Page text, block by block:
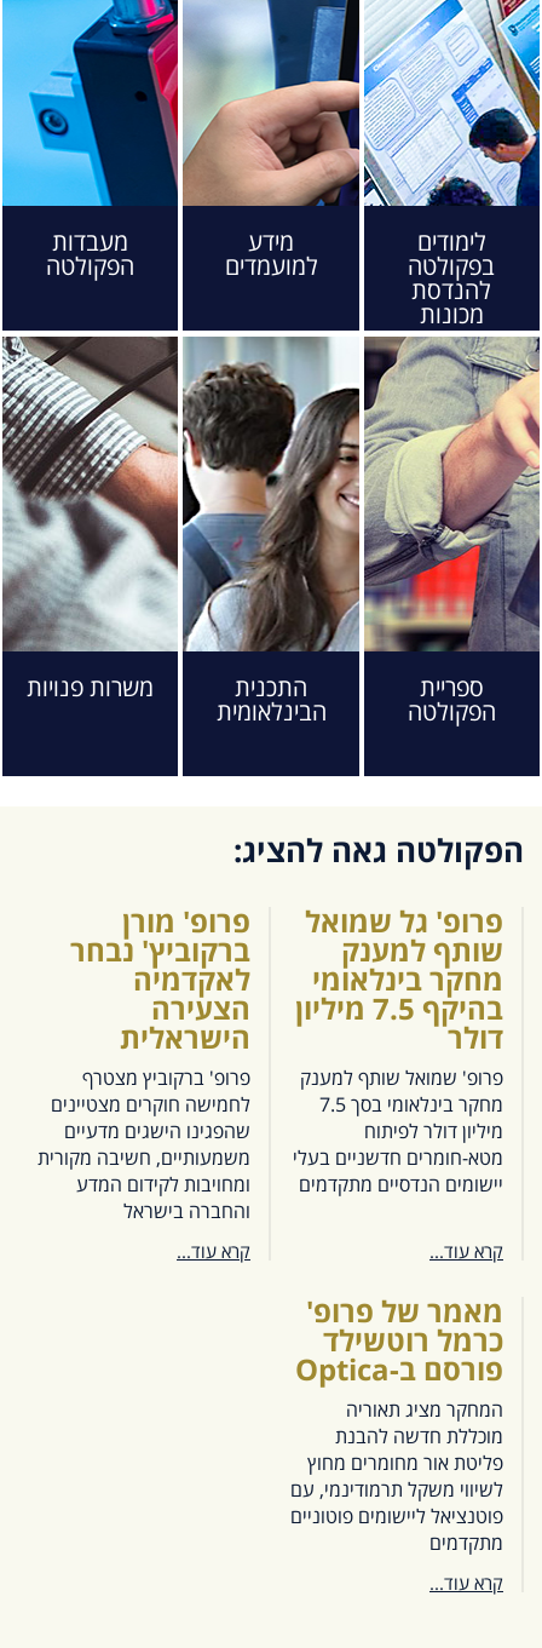
לימודים
בפקולטה
להנדסת
מכונות
מידע
למועמדים
מעבדות
הפקולטה
ספריית
הפקולטה
התכנית
הבינלאומית
משרות פנויות
הפקולטה גאה להציג:
פרופ' גל שמואל
שותף למענק
מחקר בינלאומי
בהיקף 7.5 מיליון
דולר
פרופ' שמואל שותף למענק
מחקר בינלאומי בסך 7.5
מיליון דולר לפיתוח
מטא-חומרים חדשניים בעלי
יישומים הנדסיים מתקדמים
קרא עוד...
פרופ' מורן
ברקוביץ' נבחר
לאקדמיה
הצעירה
הישראלית
פרופ' ברקוביץ מצטרף
לחמישה חוקרים מצטיינים
שהפגינו הישגים מדעיים
משמעותיים, חשיבה מקורית
ומחויבות לקידום המדע
והחברה בישראל
קרא עוד...
מאמר של פרופ'
כרמל רוטשילד
פורסם ב-Optica
המחקר מציג תאוריה
מוכללת חדשה להבנת
פליטת אור מחומרים מחוץ
לשיווי משקל תרמודינמי, עם
פוטנציאל ליישומים פוטוניים
מתקדמים
קרא עוד...